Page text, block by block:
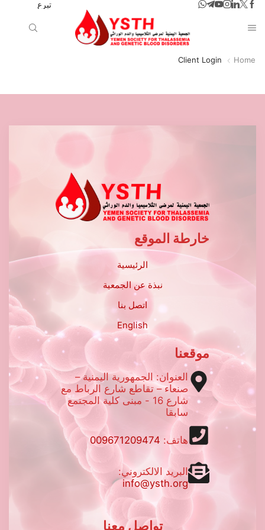
تبرع
Home
Client Login
خارطة الموقع
الرئيسية
نبذة عن الجمعية
اتصل بنا
English
موقعنا
العنوان: الجمهورية اليمنية –
صنعاء – تقاطع شارع الرباط مع
شارع 16 - مبنى كلية المجتمع
سابقا
هاتف: 009671209474
البريد الالكتروني:
info@ysth.org
تواصل معنا